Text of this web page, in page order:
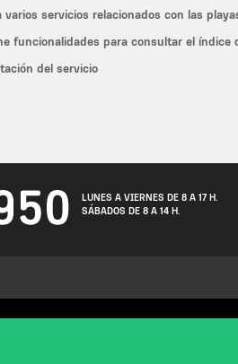
varios servicios relacionados con las
funcionalidades para consultar el
del servicio
LUNES A VIERNES DE 8 A 17 H.
SÁBADOS DE 8 A 14 H.